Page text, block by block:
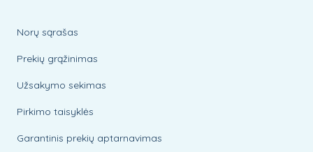
Norų sąrašas
Prekių grąžinimas
Užsakymo sekimas
Pirkimo taisyklės
Garantinis prekių aptarnavimas